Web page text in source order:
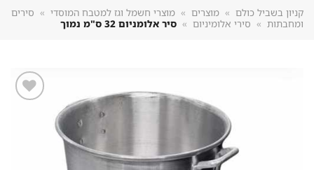
קניון בשביל כולם » מוצרים » מוצרי חשמל וגז למטבח המוסדי » סירים
ומחבתות » סירי אלומיניום » סיר אלומניום 32 ס"מ נמוך